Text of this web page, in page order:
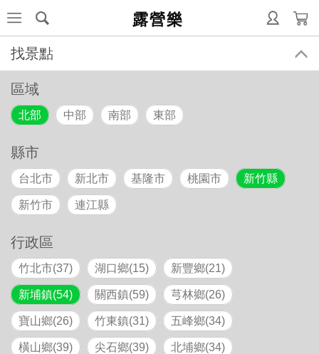
露營樂
找景點
區域
北部 中部 南部 東部
縣市
台北市 新北市 基隆市 桃園市 新竹縣
新竹市 連江縣
行政區
竹北市(37) 湖口鄉(15) 新豐鄉(21)
新埔鎮(54) 關西鎮(59) 芎林鄉(26)
寶山鄉(26) 竹東鎮(31) 五峰鄉(34)
橫山鄉(39) 尖石鄉(39) 北埔鄉(34)